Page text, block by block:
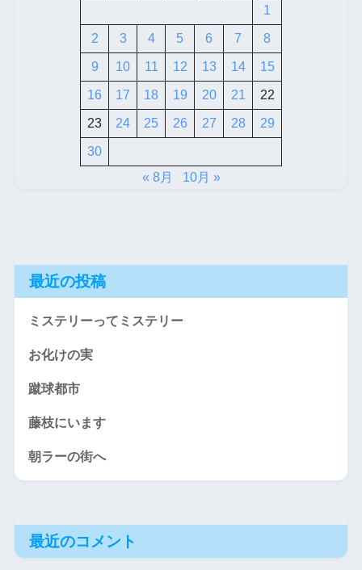
1
2 3 4 5 6 7 8
9 10 11 12 13 14 15
16 17 18 19 20 21 22
23 24 25 26 27 28 29
30
« 8月
10月 »
最近の投稿
ミステリーってミステリー
お化けの実
蹴球都市
藤枝にいます
朝ラーの街へ
最近のコメント